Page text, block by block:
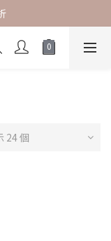
24 個